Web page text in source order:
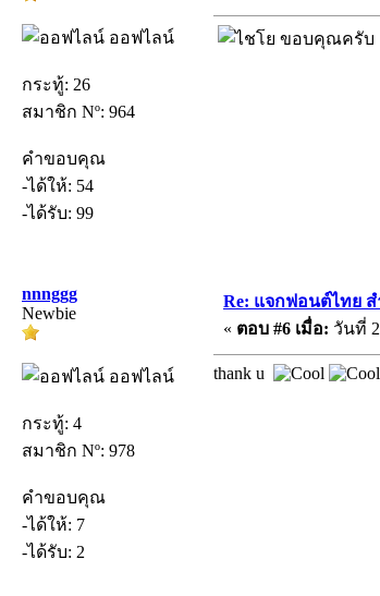
ออฟไลน์
กระทู้: 26
สมาชิก Nº: 964
คำขอบคุณ
-ได้ให้: 54
-ได้รับ: 99
ขอบคุณครับ
nnnggg
Newbie
ออฟไลน์
กระทู้: 4
สมาชิก Nº: 978
คำขอบคุณ
-ได้ให้: 7
-ได้รับ: 2
Re: แจกฟอนต์ไทย
« ตอบ #6 เมื่อ: วันที่
thank u